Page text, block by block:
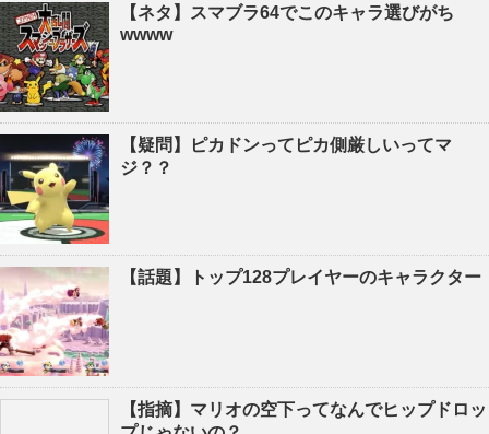
【ネタ】スマブラ64でこのキャラ選びがち
wwww
【疑問】ピカドンってピカ側厳しいってマ
ジ？？
【話題】トップ128プレイヤーのキャラクター
【指摘】マリオの空下ってなんでヒップドロッ